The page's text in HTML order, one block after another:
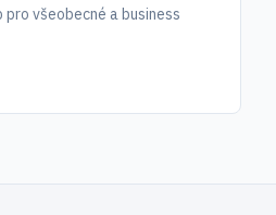
všeobecné a business